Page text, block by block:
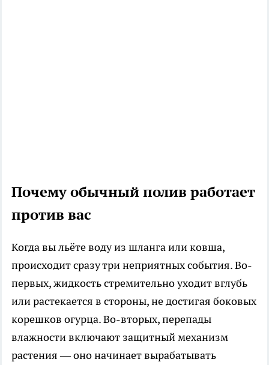
Почему обычный полив работает
против вас
Когда вы льёте воду из шланга или ковша,
происходит сразу три неприятных события. Во-
первых, жидкость стремительно уходит вглубь
или растекается в стороны, не достигая боковых
корешков огурца. Во-вторых, перепады
влажности включают защитный механизм
растения — оно начинает вырабатывать